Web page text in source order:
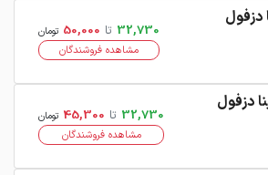
32,730 تا 50,000 تومان
مشاهده فروشندگان
32,730 تا 45,300 تومان
مشاهده فروشندگان